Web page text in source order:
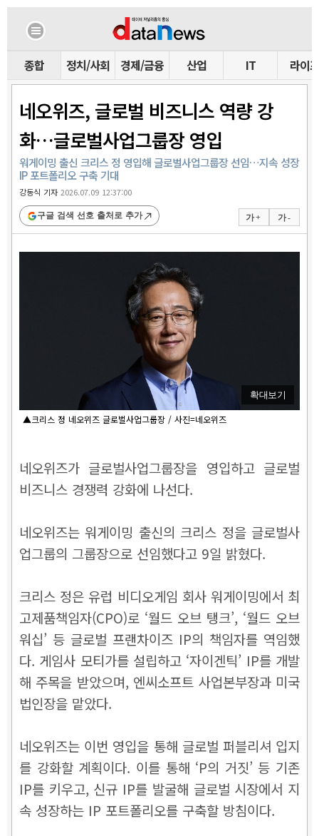
종합 정치/사회 경제/금융 산업 IT 라이프
네오위즈, 글로벌 비즈니스 역량 강
화…글로벌사업그룹장 영입
워게이밍 출신 크리스 정 영입해 글로벌사업그룹장 선임…지속 성장
IP 포트폴리오 구축 기대
강동식 기자2026.07.09 12:37:00
가 + 가 -
구글 검색 선호 출처로 추가
확대보기
▲크리스 정 네오위즈 글로벌사업그룹장 / 사진=네오위즈
네오위즈가 글로벌사업그룹장을 영입하고 글로벌
비즈니스 경쟁력 강화에 나선다.
네오위즈는 워게이밍 출신의 크리스 정을 글로벌사
업그룹의 그룹장으로 선임했다고 9일 밝혔다.
크리스 정은 유럽 비디오게임 회사 워게이밍에서 최
고제품책임자(CPO)로 ‘월드 오브 탱크’, ‘월드 오브
워십’ 등 글로벌 프랜차이즈 IP의 책임자를 역임했
다. 게임사 모티가를 설립하고 ‘자이겐틱’ IP를 개발
해 주목을 받았으며, 엔씨소프트 사업본부장과 미국
법인장을 맡았다.
네오위즈는 이번 영입을 통해 글로벌 퍼블리셔 입지
를 강화할 계획이다. 이를 통해 ‘P의 거짓’ 등 기존
IP를 키우고, 신규 IP를 발굴해 글로벌 시장에서 지
속 성장하는 IP 포트폴리오를 구축할 방침이다.